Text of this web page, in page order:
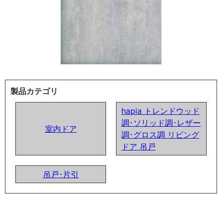
製品カテゴリ
室内ドア
hapia トレンドウッド
調･ソリッド調･レザー
調･グロス調 リビング
ドア 吊戸
吊戸･片引